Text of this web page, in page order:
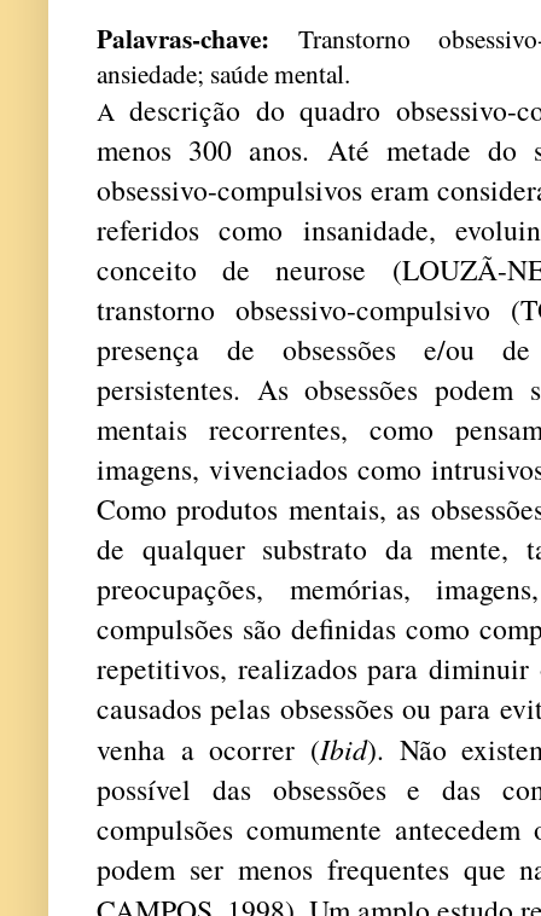
Palavras-chave: Transtorno
ansiedade; saúde mental.
A descrição do quadro obsessivo-
menos 300 anos. Até metade do
obsessivo-compulsivos eram
referidos como insanidade,
conceito de neurose (LOUZÃ-
transtorno obsessivo-compulsivo
presença de obsessões e/ou
persistentes. As obsessões podem
mentais recorrentes, como
imagens, vivenciados como
Como produtos mentais, as
de qualquer substrato da mente,
preocupações, memórias,
compulsões são definidas como
repetitivos, realizados para
causados pelas obsessões ou para
venha a ocorrer (Ibid). Não
possível das obsessões e das
compulsões comumente
podem ser menos frequentes que